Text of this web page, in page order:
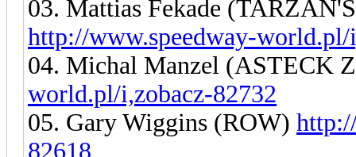
03. Mattias Fekade
http://www.speedway-world.pl/
04. Michal Manzel (ASTECK
world.pl/i,zobacz-82732
05. Gary Wiggins (ROW)
82618